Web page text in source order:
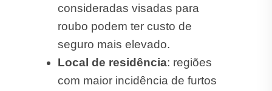
consideradas visadas para
roubo podem ter custo de
seguro mais elevado.
Local de residência: regiões
com maior incidência de furtos